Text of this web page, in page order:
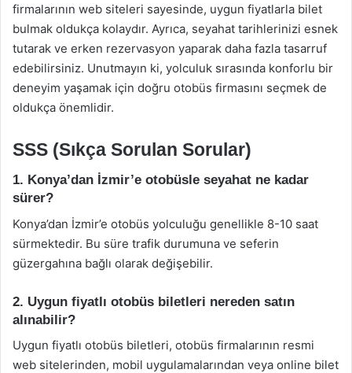
firmalarının web siteleri sayesinde, uygun fiyatlarla bilet
bulmak oldukça kolaydır. Ayrıca, seyahat tarihlerinizi esnek
tutarak ve erken rezervasyon yaparak daha fazla tasarruf
edebilirsiniz. Unutmayın ki, yolculuk sırasında konforlu bir
deneyim yaşamak için doğru otobüs firmasını seçmek de
oldukça önemlidir.
SSS (Sıkça Sorulan Sorular)
1. Konya’dan İzmir’e otobüsle seyahat ne kadar
sürer?
Konya’dan İzmir’e otobüs yolculuğu genellikle 8-10 saat
sürmektedir. Bu süre trafik durumuna ve seferin
güzergahına bağlı olarak değişebilir.
2. Uygun fiyatlı otobüs biletleri nereden satın
alınabilir?
Uygun fiyatlı otobüs biletleri, otobüs firmalarının resmi
web sitelerinden, mobil uygulamalarından veya online bilet